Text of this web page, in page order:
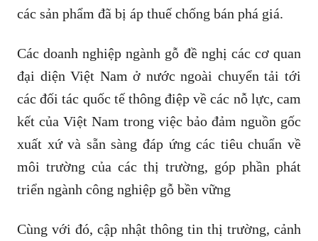
các sản phẩm đã bị áp thuế chống bán phá giá.
Các doanh nghiệp ngành gỗ đề nghị các cơ quan
đại diện Việt Nam ở nước ngoài chuyển tải tới
các đối tác quốc tế thông điệp về các nỗ lực, cam
kết của Việt Nam trong việc bảo đảm nguồn gốc
xuất xứ và sẵn sàng đáp ứng các tiêu chuẩn về
môi trường của các thị trường, góp phần phát
triển ngành công nghiệp gỗ bền vững
Cùng với đó, cập nhật thông tin thị trường, cảnh